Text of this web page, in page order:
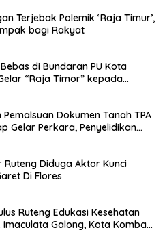
Terjebak Polemik ‘Raja Timur’,
bagi Rakyat
di Bundaran PU Kota
“Raja Timor” kepada
Dokumen Tanah TPA
Gelar Perkara, Penyelidikan
Ruteng Diduga Aktor Kunci
Di Flores
Ruteng Edukasi Kesehatan
Imaculata Galong, Kota Komba